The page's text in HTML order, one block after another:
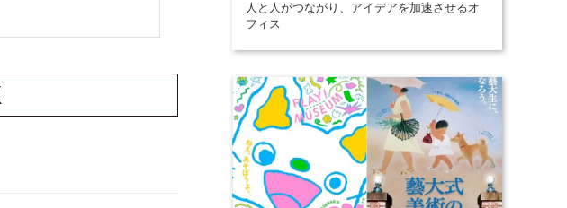
人と人がつながり、アイデアを加速させるオ
フィス